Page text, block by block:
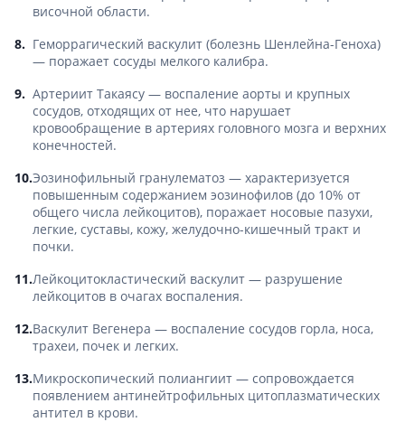
височной области.
Геморрагический васкулит (болезнь Шенлейна-Геноха)
— поражает сосуды мелкого калибра.
Артериит Такаясу — воспаление аорты и крупных
сосудов, отходящих от нее, что нарушает
кровообращение в артериях головного мозга и верхних
конечностей.
Эозинофильный гранулематоз — характеризуется
повышенным содержанием эозинофилов (до 10% от
общего числа лейкоцитов), поражает носовые пазухи,
легкие, суставы, кожу, желудочно-кишечный тракт и
почки.
Лейкоцитокластический васкулит — разрушение
лейкоцитов в очагах воспаления.
Васкулит Вегенера — воспаление сосудов горла, носа,
трахеи, почек и легких.
Микроскопический полиангиит — сопровождается
появлением антинейтрофильных цитоплазматических
антител в крови.